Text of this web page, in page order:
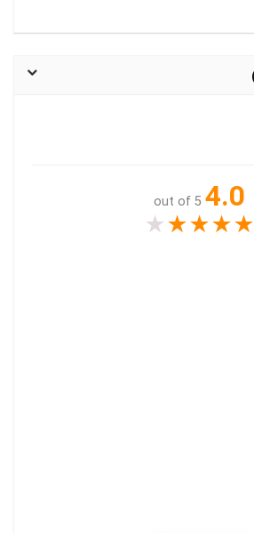
4.0
out of 5
★
★
★
★
★